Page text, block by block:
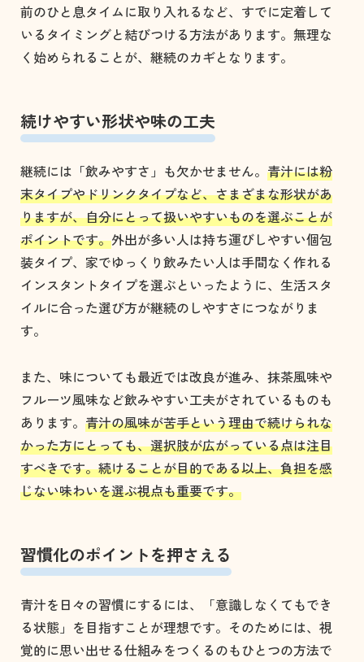
前のひと息タイムに取り入れるなど、すでに定着して
いるタイミングと結びつける方法があります。無理な
く始められることが、継続のカギとなります。
続けやすい形状や味の工夫
継続には「飲みやすさ」も欠かせません。 青汁には粉
末タイプやドリンクタイプなど、さまざまな形状があ
りますが、自分にとって扱いやすいものを選ぶことが
ポイントです。外出が多い人は持ち運びしやすい個包
装タイプ、家でゆっくり飲みたい人は手間なく作れる
インスタントタイプを選ぶといったように、生活スタ
イルに合った選び方が継続のしやすさにつながりま
す。
また、味についても最近では改良が進み、抹茶風味や
フルーツ風味など飲みやすい工夫がされているものも
あります。 青汁の風味が苦手という理由で続けられな
かった方にとっても、選択肢が広がっている点は注目
すべきです。続けることが目的である以上、負担を感
じない味わいを選ぶ視点も重要です。
習慣化のポイントを押さえる
青汁を日々の習慣にするには、「意識しなくてもでき
る状態」を目指すことが理想です。そのためには、視
覚的に思い出せる仕組みをつくるのもひとつの方法で